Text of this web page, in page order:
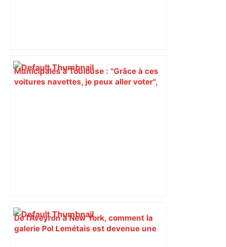
Municipales à Toulouse : "Grâce à ces
voitures navettes, je peux aller voter",
De l’Aveyron à New York, comment la
galerie Pol Lemétais est devenue une